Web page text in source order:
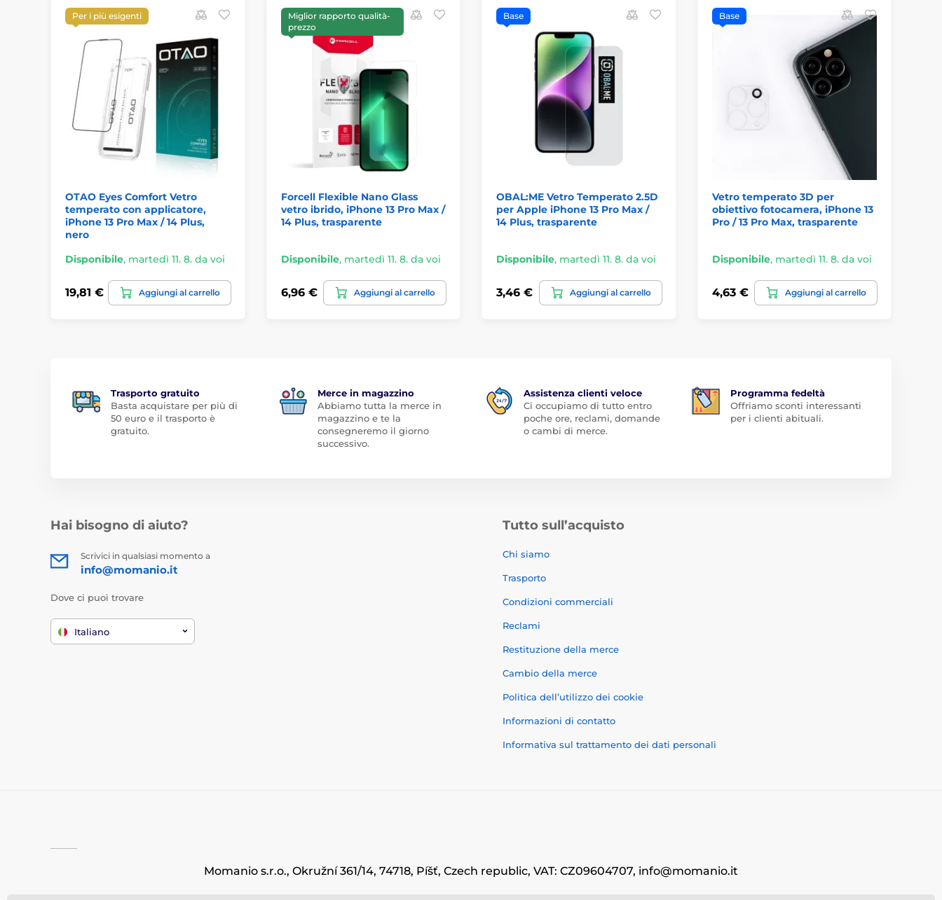
Per i più esigenti
OTAO Eyes Comfort Vetro
temperato con applicatore,
iPhone 13 Pro Max / 14 Plus,
nero
Disponibile, martedì 11. 8. da voi
19,81 € Aggiungi al carrello
Miglior rapporto qualità-
prezzo
Forcell Flexible Nano Glass
vetro ibrido, iPhone 13 Pro Max /
14 Plus, trasparente
Disponibile, martedì 11. 8. da voi
6,96 € Aggiungi al carrello
Base
OBAL:ME Vetro Temperato 2.5D
per Apple iPhone 13 Pro Max /
14 Plus, trasparente
Disponibile, martedì 11. 8. da voi
3,46 € Aggiungi al carrello
Base
Vetro temperato 3D per
obiettivo fotocamera, iPhone 13
Pro / 13 Pro Max, trasparente
Disponibile, martedì 11. 8. da voi
4,63 € Aggiungi al carrello
Trasporto gratuito
Basta acquistare per più di
50 euro e il trasporto è
gratuito.
Merce in magazzino
Abbiamo tutta la merce in
magazzino e te la
consegneremo il giorno
successivo.
Assistenza clienti veloce
Ci occupiamo di tutto entro
poche ore, reclami, domande
o cambi di merce.
Programma fedeltà
Offriamo sconti interessanti
per i clienti abituali.
Hai bisogno di aiuto?
Scrivici in qualsiasi momento a
info@momanio.it
Dove ci puoi trovare
Italiano
Tutto sull’acquisto
Chi siamo
Trasporto
Condizioni commerciali
Reclami
Restituzione della merce
Cambio della merce
Politica dell’utilizzo dei cookie
Informazioni di contatto
Informativa sul trattamento dei dati personali
Momanio s.r.o., Okružní 361/14, 74718, Píšť, Czech republic, VAT: CZ09604707, info@momanio.it